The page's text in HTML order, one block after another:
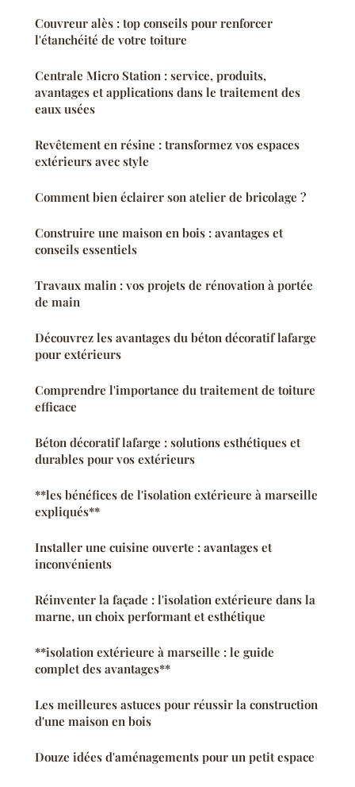
Couvreur alès : top conseils pour renforcer
l'étanchéité de votre toiture
Centrale Micro Station : service, produits,
avantages et applications dans le traitement des
eaux usées
Revêtement en résine : transformez vos espaces
extérieurs avec style
Comment bien éclairer son atelier de bricolage ?
Construire une maison en bois : avantages et
conseils essentiels
Travaux malin : vos projets de rénovation à portée
de main
Découvrez les avantages du béton décoratif lafarge
pour extérieurs
Comprendre l'importance du traitement de toiture
efficace
Béton décoratif lafarge : solutions esthétiques et
durables pour vos extérieurs
**les bénéfices de l'isolation extérieure à marseille
expliqués**
Installer une cuisine ouverte : avantages et
inconvénients
Réinventer la façade : l'isolation extérieure dans la
marne, un choix performant et esthétique
**isolation extérieure à marseille : le guide
complet des avantages**
Les meilleures astuces pour réussir la construction
d'une maison en bois
Douze idées d'aménagements pour un petit espace